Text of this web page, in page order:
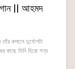
গান || আহমদ
কপালে দুর্যোগটা
তিনি হিরো গণ্য